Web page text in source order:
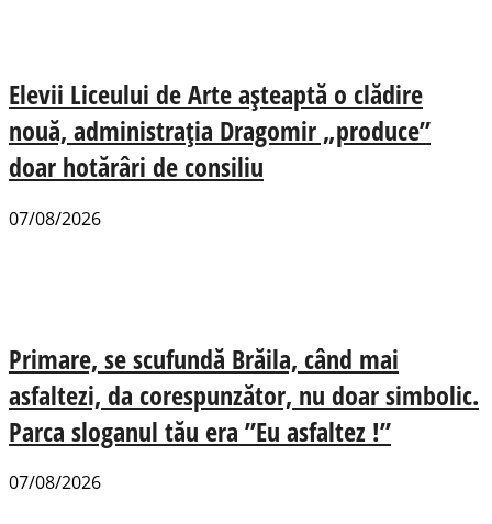
Elevii Liceului de Arte așteaptă o clădire
nouă, administrația Dragomir „produce”
doar hotărâri de consiliu
07/08/2026
Primare, se scufundă Brăila, când mai
asfaltezi, da corespunzător, nu doar simbolic.
Parca sloganul tău era ”Eu asfaltez !”
07/08/2026